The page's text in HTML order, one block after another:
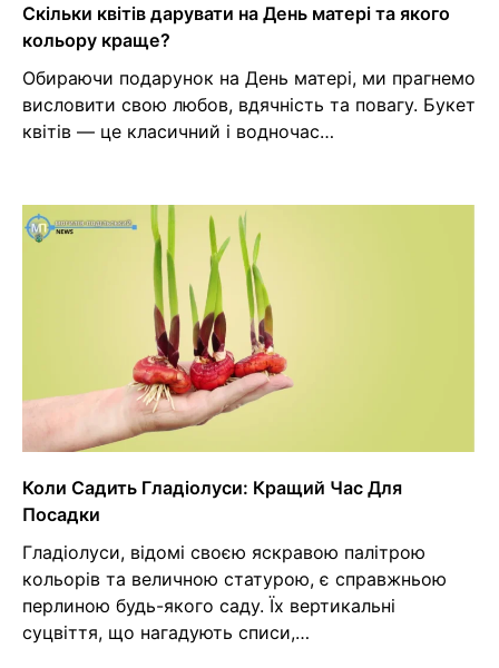
Скільки квітів дарувати на День матері та якого
кольору краще?
Обираючи подарунок на День матері, ми прагнемо
висловити свою любов, вдячність та повагу. Букет
квітів — це класичний і водночас…
Коли Садить Гладіолуси: Кращий Час Для
Посадки
Гладіолуси, відомі своєю яскравою палітрою
кольорів та величною статурою, є справжньою
перлиною будь-якого саду. Їх вертикальні
суцвіття, що нагадують списи,…